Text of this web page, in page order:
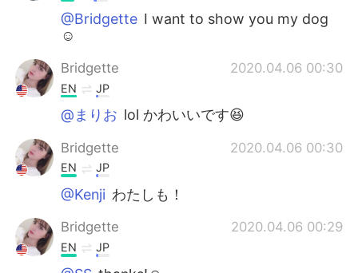
Português
@Bridgette I want to show you my dog
☺️
Bridgette 2020.04.06 00:30
EN JP
@まりお lol かわいいです😆
Bridgette 2020.04.06 00:30
EN JP
@Kenji わたしも！
Bridgette 2020.04.06 00:29
EN JP